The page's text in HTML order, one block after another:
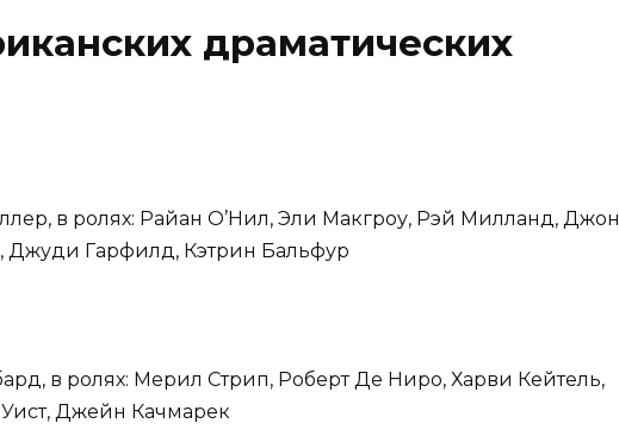
драматических
в ролях: Райан О’Нил, Эли Макгроу, Рэй Милланд, Джон
Гарфилд, Кэтрин Бальфур
в ролях: Мерил Стрип, Роберт Де Ниро, Харви Кейтель,
Джейн Качмарек